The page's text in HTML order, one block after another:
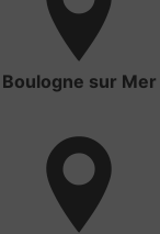
Boulogne sur Mer